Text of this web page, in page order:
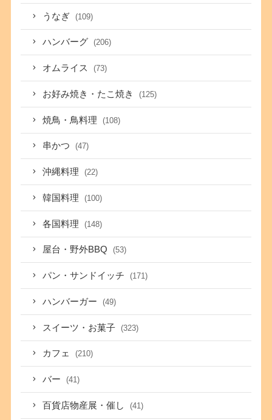
うなぎ (109)
ハンバーグ (206)
オムライス (73)
お好み焼き・たこ焼き (125)
焼鳥・鳥料理 (108)
串かつ (47)
沖縄料理 (22)
韓国料理 (100)
各国料理 (148)
屋台・野外BBQ (53)
パン・サンドイッチ (171)
ハンバーガー (49)
スイーツ・お菓子 (323)
カフェ (210)
バー (41)
百貨店物産展・催し (41)